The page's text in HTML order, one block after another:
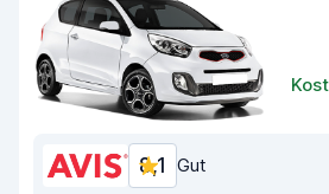
8,1 Gut